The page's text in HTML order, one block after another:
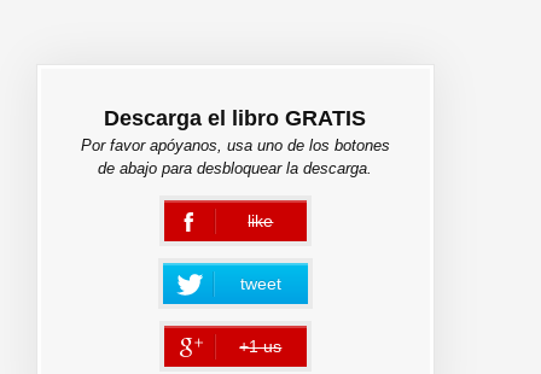
Descarga el libro GRATIS
Por favor apóyanos, usa uno de los botones
de abajo para desbloquear la descarga.
like
error
tweet
+1 us
error